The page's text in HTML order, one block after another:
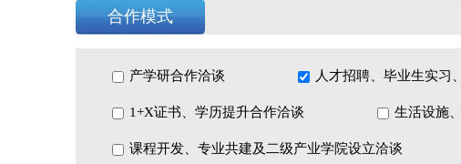
二、人才综合服务
1.技能人才评价。智库教育拥有企业技能人才自主评
同时智库教育是临沂市社会培训评价组织机构，可
程序设计员、劳动关系协调员培训评价。
2.职业技能培训。智库教育是临沂市保育师金蓝领
合作模式
产学研合作洽谈 人才招聘、毕业生实习
1+X证书、学历提升合作洽谈 生活设施
课程开发、专业共建及二级产业学院设立洽谈